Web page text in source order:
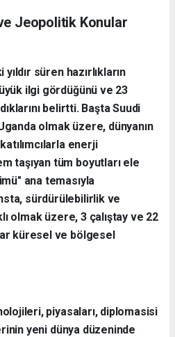
Jeopolitik Konular
süren hazırlıkların
ilgi gördüğünü ve 23
belirtti. Başta Suudi
olmak üzere, dünyanın
enerji
taşıyan tüm boyutları ele
ana temasıyla
sürdürülebilirlik ve
olmak üzere, 3 çalıştay ve 22
küresel ve bölgesel
piyasaları, diplomasisi
yeni dünya düzeninde